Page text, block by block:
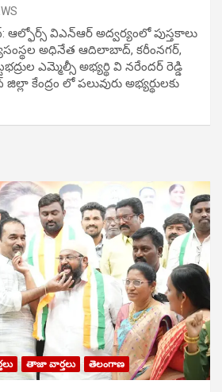
విఎన్ఆర్ అద్వర్యంలో పుస్తకాలు
అధినేత ఆదిలాబాద్, కరీంనగర్,
ఎమ్మెల్సీ అభ్యర్థి వి నరేందర్ రెడ్డి
కేంద్రం లో పలువురు అభ్యర్థులకు
తాజా వార్తలు తెలంగాణ